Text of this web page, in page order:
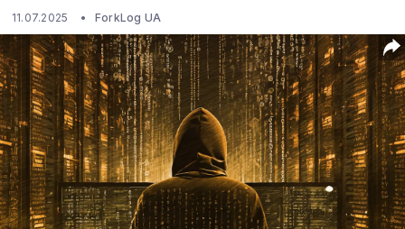
11.07.2025 ForkLog UA